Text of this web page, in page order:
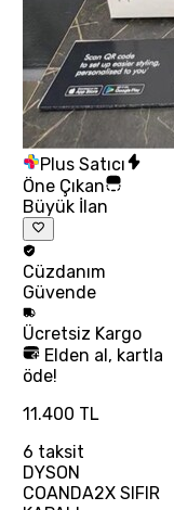
Plus Satıcı
Öne Çıkan
Büyük İlan
Cüzdanım
Güvende
Ücretsiz Kargo
Elden al, kartla
öde!
11.400 TL
6 taksit
DYSON
COANDA2X SIFIR